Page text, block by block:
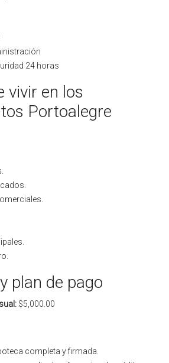
24 horas
vivir en los
Portoalegre
plan de pago
$5,000.00
completa y firmada.